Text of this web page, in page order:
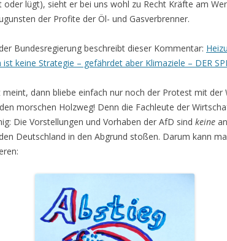
lügt), sieht er bei uns wohl zu Recht Kräfte am
der Profite der Öl- und Gasverbrenner.
Bundesregierung beschreibt dieser Kommentar:
keine Strategie – gefährdet aber Klimaziele – DER
meint, dann bliebe einfach nur noch der Protest mit der
morschen Holzweg! Denn die Fachleute der
Die Vorstellungen und Vorhaben der AfD sind keine
Deutschland in den Abgrund stoßen. Darum kann